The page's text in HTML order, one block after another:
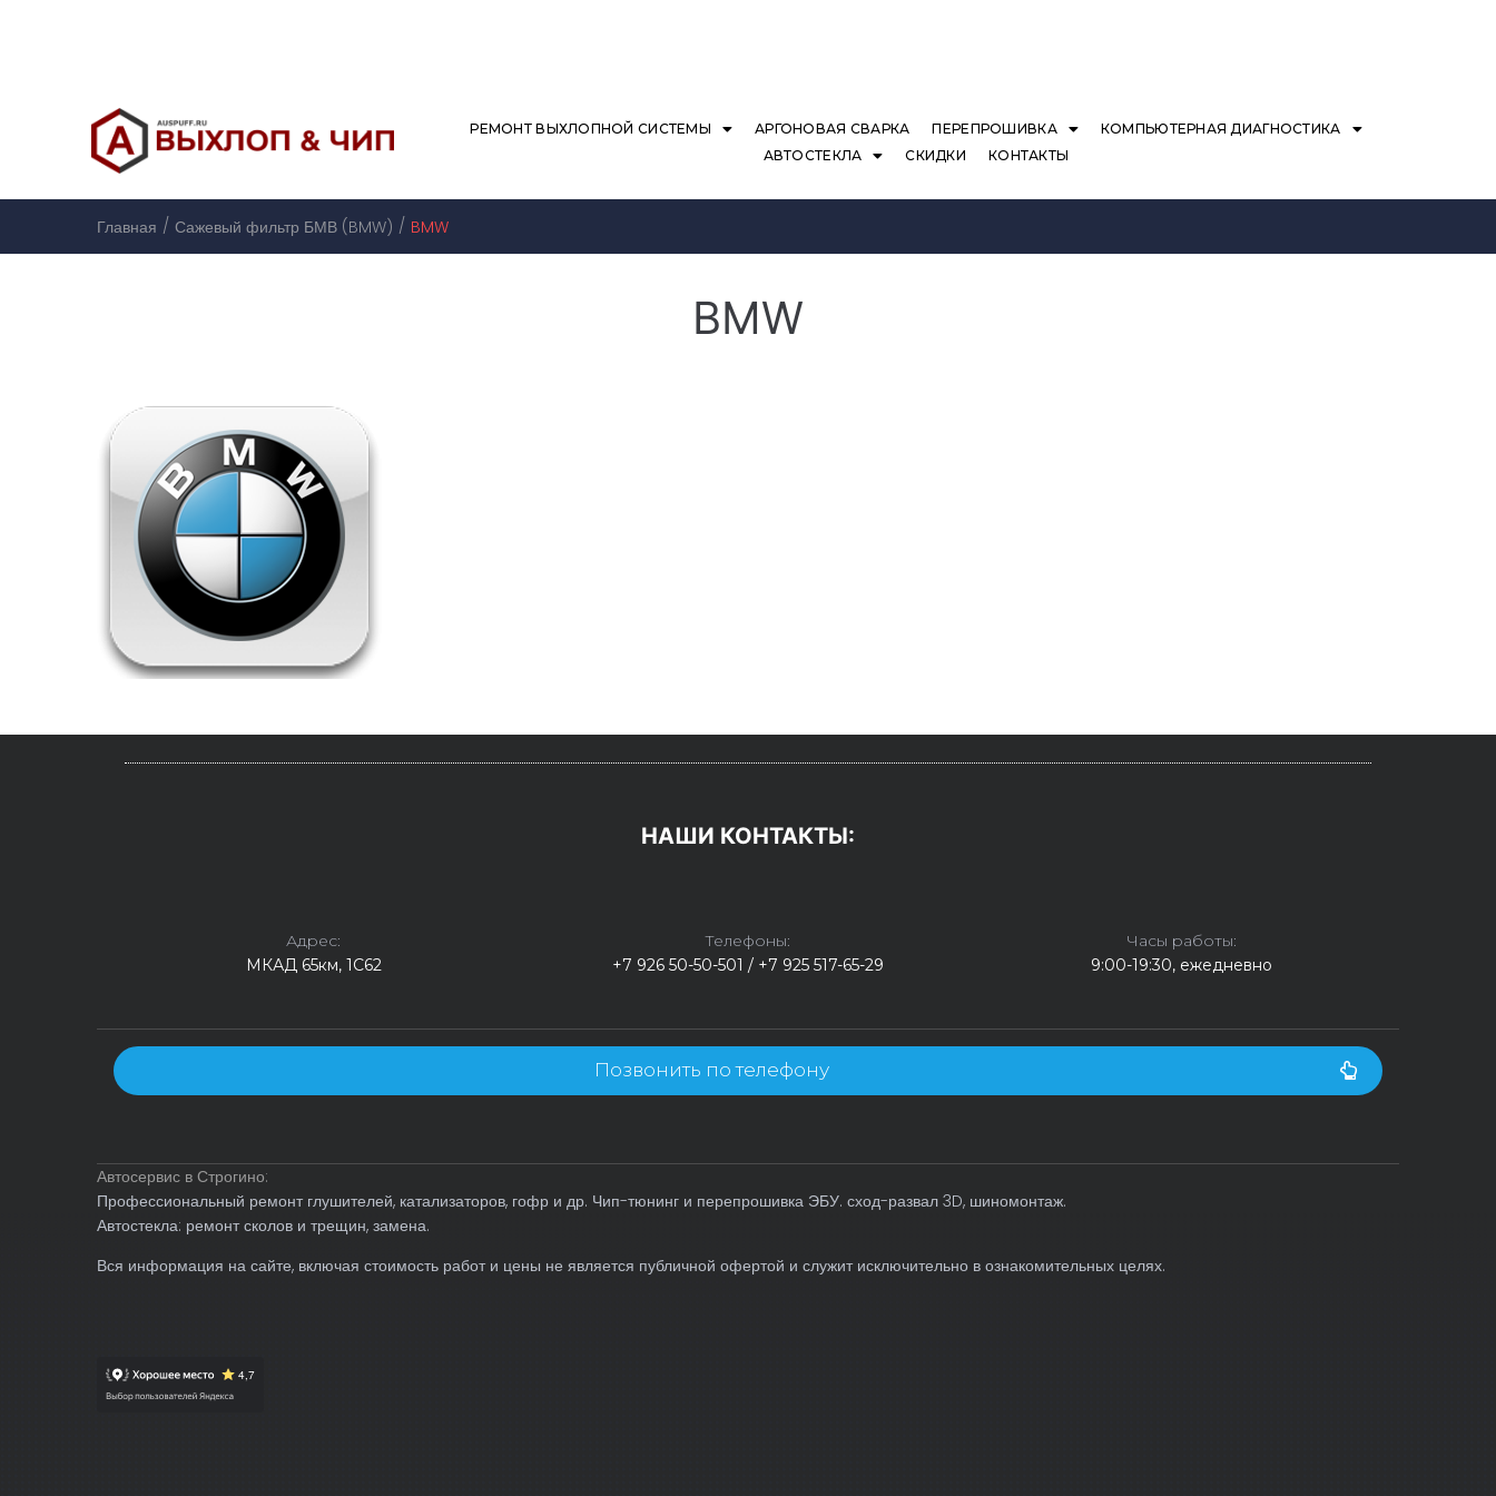
РЕМОНТ ВЫХЛОПНОЙ СИСТЕМЫ АРГОНОВАЯ СВАРКА ПЕРЕПРОШИВКА
КОМПЬЮТЕРНАЯ ДИАГНОСТИКА
АВТОСТЕКЛА
СКИДКИ КОНТАКТЫ
Главная / Сажевый фильтр БМВ (BMW) / BMW
BMW
НАШИ КОНТАКТЫ:
Адрес:
МКАД 65км, 1С62
Телефоны:
+7 926 50-50-501 / +7 925 517-65-29
Часы работы:
9:00-19:30, ежедневно
Позвонить по телефону
Автосервис в Строгино:
Профессиональный ремонт глушителей, катализаторов, гофр и др. Чип-тюнинг и перепрошивка ЭБУ. сход-развал 3D, шиномонтаж.
Автостекла: ремонт сколов и трещин, замена.
Вся информация на сайте, включая стоимость работ и цены не является публичной офертой и служит исключительно в ознакомительных целях.